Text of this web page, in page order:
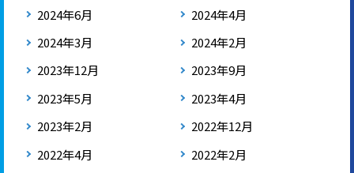
2024年6月
2024年4月
2024年3月
2024年2月
2023年12月
2023年9月
2023年5月
2023年4月
2023年2月
2022年12月
2022年4月
2022年2月